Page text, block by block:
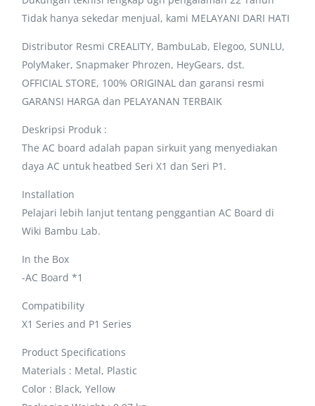
Tidak hanya sekedar menjual, kami MELAYANI DARI HATI
Distributor Resmi CREALITY, BambuLab, Elegoo, SUNLU,
PolyMaker, Snapmaker Phrozen, HeyGears, dst.
OFFICIAL STORE, 100% ORIGINAL dan garansi resmi
GARANSI HARGA dan PELAYANAN TERBAIK
Deskripsi Produk :
The AC board adalah papan sirkuit yang menyediakan
daya AC untuk heatbed Seri X1 dan Seri P1.
Installation
Pelajari lebih lanjut tentang penggantian AC Board di
Wiki Bambu Lab.
In the Box
-AC Board *1
Compatibility
X1 Series and P1 Series
Product Specifications
Materials : Metal, Plastic
Color : Black, Yellow